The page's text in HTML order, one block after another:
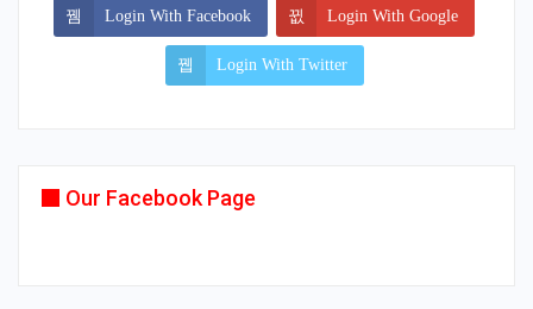
Login With Facebook Login With Google
Login With Twitter
Our Facebook Page